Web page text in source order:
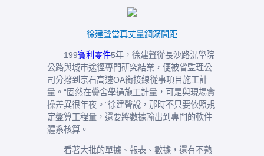
徐建聲當真丈量鋼筋間距
199賓利零件5年，徐建聲從長沙路況學院
公路與城市途徑專門研究結業，便被省監理公
司分撥到京石高速OA銜接線從事項目施工計
量。“固然在黌舍學過施工計量，可是與現場實
操差異很年夜。”徐建聲說，那時不只要依照規
定盤算工程量，還要將數據輸出到專門的軟件
體系核算。
看著大批的單據、報表、數據，還有不熟